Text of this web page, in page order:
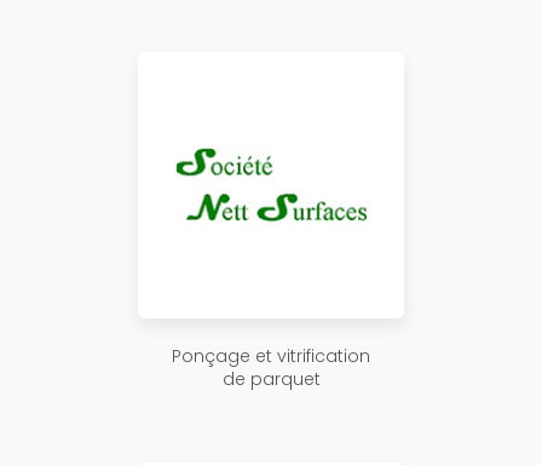
Ponçage et vitrification
de parquet